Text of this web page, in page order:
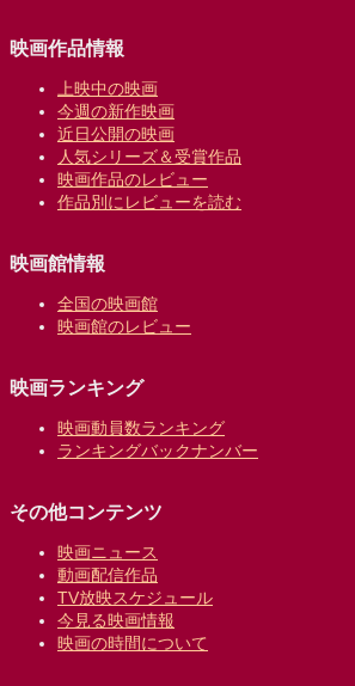
映画作品情報
上映中の映画
今週の新作映画
近日公開の映画
人気シリーズ＆受賞作品
映画作品のレビュー
作品別にレビューを読む
映画館情報
全国の映画館
映画館のレビュー
映画ランキング
映画動員数ランキング
ランキングバックナンバー
その他コンテンツ
映画ニュース
動画配信作品
TV放映スケジュール
今見る映画情報
映画の時間について